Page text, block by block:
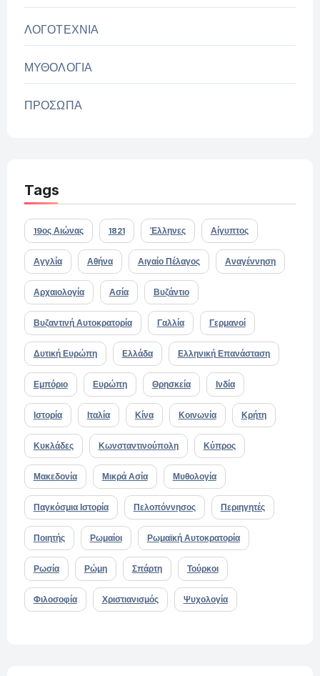
ΛΟΓΟΤΕΧΝΙΑ
ΜΥΘΟΛΟΓΙΑ
ΠΡΟΣΩΠΑ
Tags
19ος Αιώνας 1821 Έλληνες Αίγυπτος
Αγγλία Αθήνα Αιγαίο Πέλαγος Αναγέννηση
Αρχαιολογία Ασία Βυζάντιο
Βυζαντινή Αυτοκρατορία Γαλλία Γερμανοί
Δυτική Ευρώπη Ελλάδα Ελληνική Επανάσταση
Εμπόριο Ευρώπη Θρησκεία Ινδία
Ιστορία Ιταλία Κίνα Κοινωνία Κρήτη
Κυκλάδες Κωνσταντινούπολη Κύπρος
Μακεδονία Μικρά Ασία Μυθολογία
Παγκόσμια Ιστορία Πελοπόννησος Περιηγητές
Ποιητής Ρωμαίοι Ρωμαϊκή Αυτοκρατορία
Ρωσία Ρώμη Σπάρτη Τούρκοι
Φιλοσοφία Χριστιανισμός Ψυχολογία